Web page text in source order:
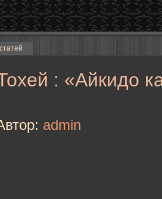
: «Айкидо
admin